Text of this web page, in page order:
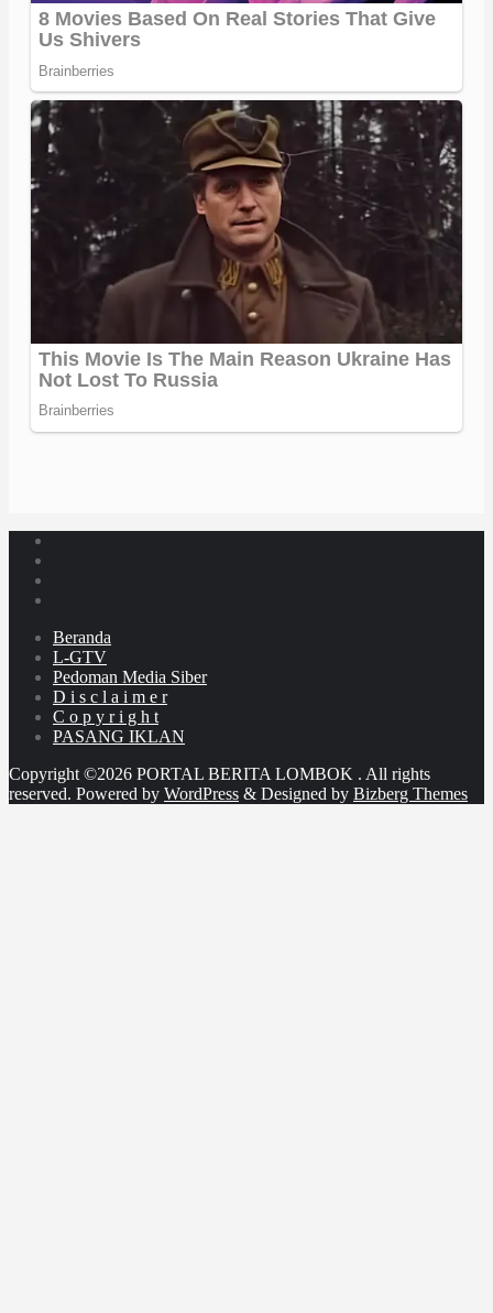
Beranda
L-GTV
Pedoman Media Siber
D i s c l a i m e r
C o p y r i g h t
PASANG IKLAN
Copyright ©2026 PORTAL BERITA LOMBOK . All rights
reserved. Powered by WordPress & Designed by Bizberg Themes